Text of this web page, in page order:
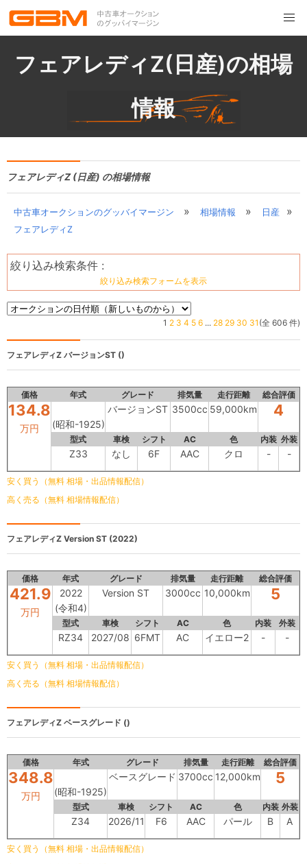
フェアレディZ(日産)の相場
情報
フェアレディZ (日産) の相場情報
中古車オークションのグッバイマージン » 相場情報 » 日産 »
フェアレディZ
絞り込み検索条件 :
絞り込み検索フォームを表示
1 2 3 4 5 6 ... 28 29 30 31 (全 606 件)
フェアレディZ バージョンST ()
価格 年式 グレード 排気量 走行距離 総合評価
134.8
万円 (昭和-1925)
バージョンST 3500cc 59,000km 4
型式 車検 シフト AC 色 内装 外装
Z33 なし 6F AAC クロ - -
安く買う（無料 相場・出品情報配信）
高く売る（無料 相場情報配信）
フェアレディZ Version ST (2022)
価格 年式 グレード 排気量 走行距離 総合評価
421.9
万円
2022
(令和4)
Version ST 3000cc 10,000km 5
型式 車検 シフト AC 色 内装 外装
RZ34 2027/08 6FMT AC イエロー2 - -
安く買う（無料 相場・出品情報配信）
高く売る（無料 相場情報配信）
フェアレディZ ベースグレード ()
価格 年式 グレード 排気量 走行距離 総合評価
348.8
万円 (昭和-1925)
ベースグレード 3700cc 12,000km 5
型式 車検 シフト AC 色 内装 外装
Z34 2026/11 F6 AAC パール B A
安く買う（無料 相場・出品情報配信）